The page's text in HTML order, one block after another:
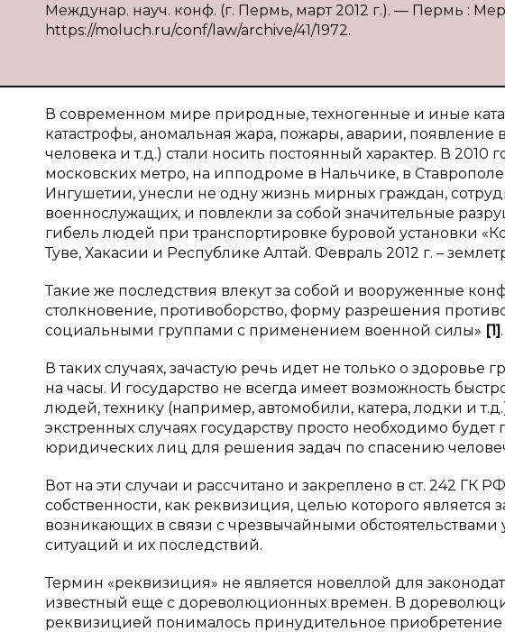
Междунар. науч. конф. (г. Пермь, март 2012 г.). — Пермь :
https://moluch.ru/conf/law/archive/41/1972.
В современном мире природные, техногенные и иные
катастрофы, аномальная жара, пожары, аварии,
человека и т.д.) стали носить постоянный характер. В
московских метро, на ипподроме в Нальчике, в
Ингушетии, унесли не одну жизнь мирных граждан,
военнослужащих, и повлекли за собой значительные
гибель людей при транспортировке буровой установки
Туве, Хакасии и Республике Алтай. Февраль 2012 г. –
Такие же последствия влекут за собой и вооруженные
столкновение, противоборство, форму разрешения
социальными группами с применением военной силы» [1].
В таких случаях, зачастую речь идет не только о здоровье
на часы. И государство не всегда имеет возможность
людей, технику (например, автомобили, катера, лодки и
экстренных случаях государству просто необходимо
юридических лиц для решения задач по спасению
Вот на эти случаи и рассчитано и закреплено в ст. 242 ГК
собственности, как реквизиция, целью которого является
возникающих в связи с чрезвычайными
ситуаций и их последствий.
Термин «реквизиция» не является новеллой для
известный еще с дореволюционных времен. В
реквизицией понималось принудительное приобретение